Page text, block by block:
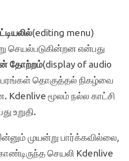
(editing menu)
செயல்படுகின்றன என்பது
தோற்றம்(display of audio
தொகுத்தல் நிகழ்வை
மூலம் நல்ல காட்சி
உறுதி.
முயன்று பார்க்கவில்லை,
செயலி Kdenlive